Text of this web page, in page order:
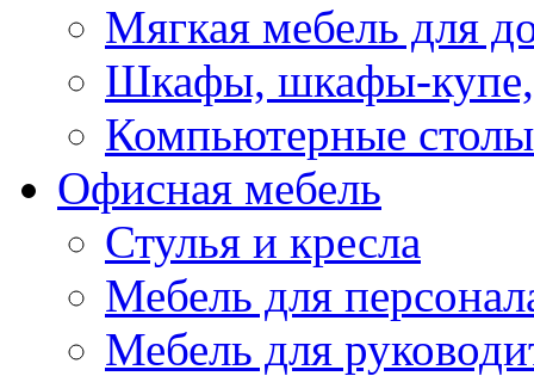
Мягкая мебель для
Шкафы, шкафы-купе,
Компьютерные столы
Офисная мебель
Стулья и кресла
Мебель для
Мебель для